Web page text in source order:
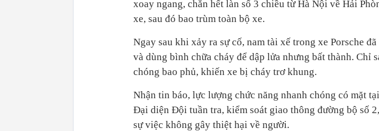
xoay ngang, chắn hết làn số 3 chiều từ Hà Nội về Hải
xe, sau đó bao trùm toàn bộ xe.
Ngay sau khi xảy ra sự cố, nam tài xế trong xe Porsche
và dùng bình chữa cháy để dập lửa nhưng bất thành. Chỉ
chóng bao phủ, khiến xe bị cháy trơ khung.
Nhận tin báo, lực lượng chức năng nhanh chóng có mặt
Đại diện Đội tuần tra, kiểm soát giao thông đường bộ số
sự việc không gây thiệt hại về người.